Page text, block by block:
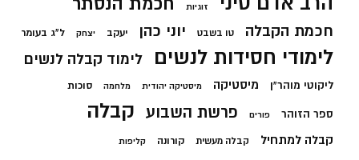
זוגיות
חכמת הקבלה טו בשבט יוני כהן יעקב יצחק ל"ג בעומר
לימודי חסידות לנשים לימוד קבלה לנשים
ליקוטי מוהר"ן מיסטיקה מיסטיקה יהודית מלחמה סוכות
ספר הזוהר פורים פרשת השבוע קבלה
קבלה למתחיל קבלה מעשית קורונה קליפות